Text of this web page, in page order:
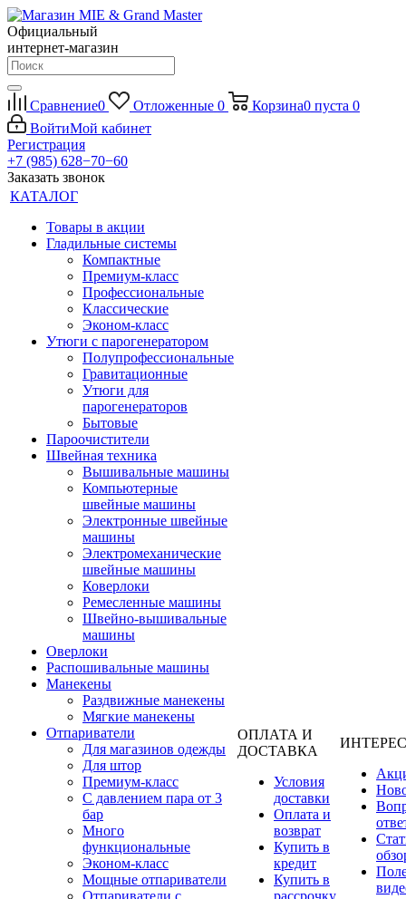
Официальный
интернет-магазин
Сравнение0 Отложенные 0 Корзина0 пуста 0
ВойтиМой кабинет
Регистрация
+7 (985) 628−70−60
Заказать звонок
КАТАЛОГ
Товары в акции
Гладильные системы
Компактные
Премиум-класс
Профессиональные
Классические
Эконом-класс
Утюги с парогенератором
Полупрофессиональные
Гравитационные
Утюги для
парогенераторов
Бытовые
Пароочистители
Швейная техника
Вышивальные машины
Компьютерные
швейные машины
Электронные швейные
машины
Электромеханические
швейные машины
Коверлоки
Ремесленные машины
Швейно-вышивальные
машины
Оверлоки
Распошивальные машины
Манекены
Раздвижные манекены
Мягкие манекены
Отпариватели
Для магазинов одежды
Для штор
Премиум-класс
С давлением пара от 3
бар
Много
функциональные
Эконом-класс
Мощные отпариватели
Отпариватели с
ОПЛАТА И
ДОСТАВКА
Условия
доставки
Оплата и
возврат
Купить в
кредит
Купить в
рассрочку